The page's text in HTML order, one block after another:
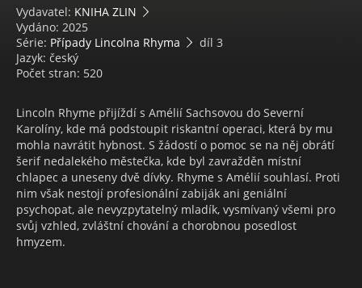
Vydavatel: KNIHA ZLIN
Vydáno: 2025
Série: Případy Lincolna Rhyma
díl 3
Jazyk: český
Počet stran: 520
Lincoln Rhyme přijíždí s Amélií Sachsovou do Severní
Karolíny, kde má podstoupit riskantní operaci, která by mu
mohla navrátit hybnost. S žádostí o pomoc se na něj obrátí
šerif nedalekého městečka, kde byl zavražděn místní
chlapec a uneseny dvě dívky. Rhyme s Amélií souhlasí. Proti
nim však nestojí profesionální zabiják ani geniální
psychopat, ale nevyzpytatelný mladík, vysmívaný všemi pro
svůj vzhled, zvláštní chování a chorobnou posedlost
hmyzem.